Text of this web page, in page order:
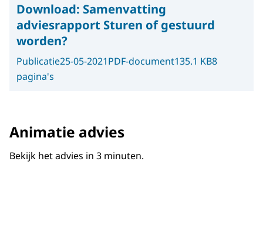
Download: Samenvatting
adviesrapport Sturen of gestuurd
worden?
Publicatie25-05-2021PDF-document135.1 KB8
pagina's
Animatie advies
Bekijk het advies in 3 minuten.